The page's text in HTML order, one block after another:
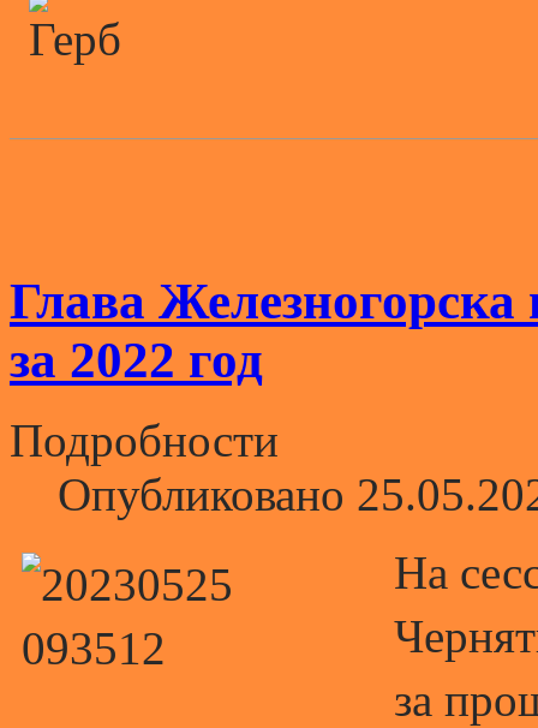
Глава Железногорска
за 2022 год
Подробности
Опубликовано
На
за